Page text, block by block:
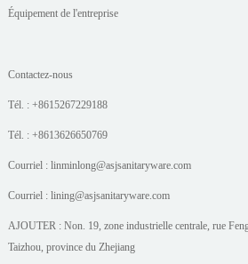
Équipement de l'entreprise
Contactez-nous
Tél. : +8615267229188
Tél. : +8613626650769
Courriel : linminlong@asjsanitaryware.com
Courriel : lining@asjsanitaryware.com
AJOUTER : Non. 19, zone industrielle centrale, rue
Taizhou, province du Zhejiang